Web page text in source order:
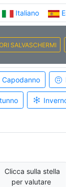
Italiano
SALVASCHERMI
Capodanno
Clicca sulla stella
per valutare